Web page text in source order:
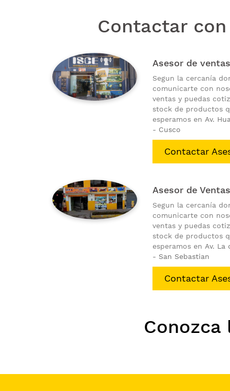
Contactar
Asesor de
Segun la cercanía
comunicarte con
ventas y puedas
stock de productos
esperamos en Av.
- Cusco
Contactar
Asesor de
Segun la cercanía
comunicarte con
ventas y puedas
stock de productos
esperamos en Av. La
- San Sebastian
Contactar